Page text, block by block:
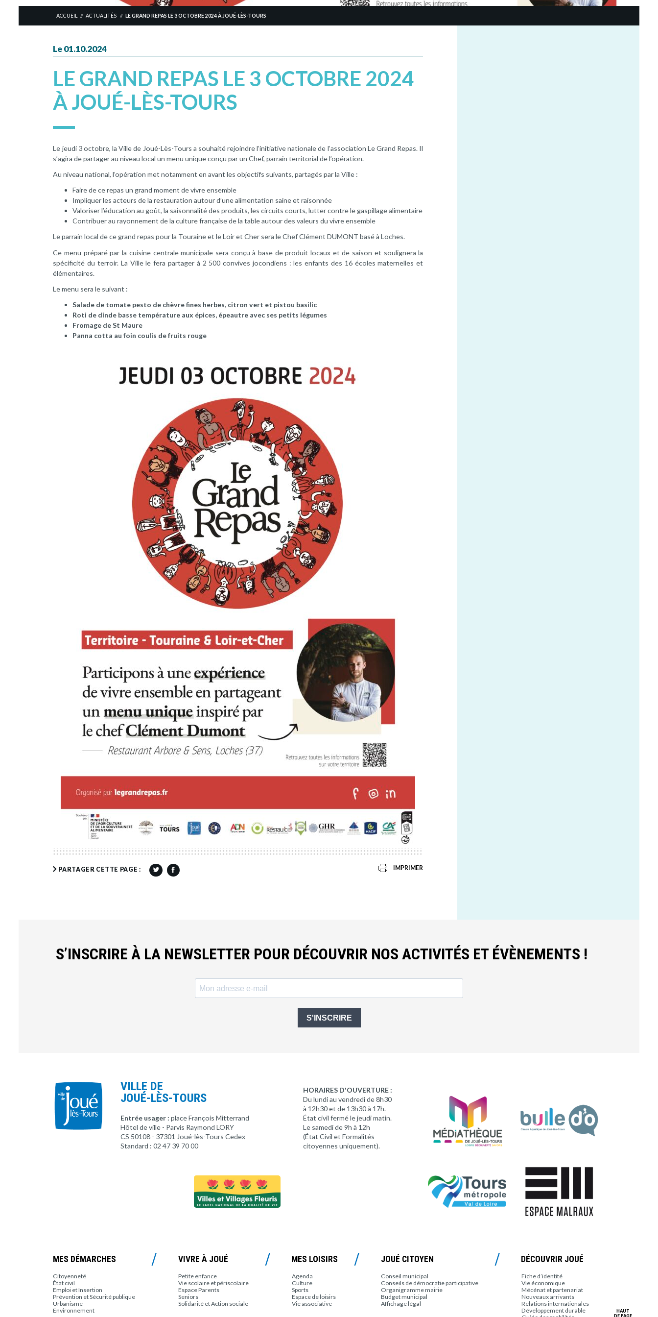
ACCUEIL // ACTUALITÉS // LE GRAND REPAS LE 3 OCTOBRE 2024 À JOUÉ-LÈS-TOURS
Le 01.10.2024
LE GRAND REPAS LE 3 OCTOBRE 2024
À JOUÉ-LÈS-TOURS
Le jeudi 3 octobre, la Ville de Joué-Lès-Tours a souhaité rejoindre l’initiative nationale de l’association Le Grand Repas. Il
s’agira de partager au niveau local un menu unique conçu par un Chef, parrain territorial de l’opération.
Au niveau national, l’opération met notamment en avant les objectifs suivants, partagés par la Ville :
Faire de ce repas un grand moment de vivre ensemble
Impliquer les acteurs de la restauration autour d’une alimentation saine et raisonnée
Valoriser l’éducation au goût, la saisonnalité des produits, les circuits courts, lutter contre le gaspillage alimentaire
Contribuer au rayonnement de la culture française de la table autour des valeurs du vivre ensemble
Le parrain local de ce grand repas pour la Touraine et le Loir et Cher sera le Chef Clément DUMONT basé à Loches.
Ce menu préparé par la cuisine centrale municipale sera conçu à base de produit locaux et de saison et soulignera la
spécificité du terroir. La Ville le fera partager à 2 500 convives jocondiens : les enfants des 16 écoles maternelles et
élémentaires.
Le menu sera le suivant :
Salade de tomate pesto de chèvre fines herbes, citron vert et pistou basilic
Roti de dinde basse température aux épices, épeautre avec ses petits légumes
Fromage de St Maure
Panna cotta au foin coulis de fruits rouge
PARTAGER CETTE PAGE : IMPRIMER
S’INSCRIRE À LA NEWSLETTER POUR DÉCOUVRIR NOS ACTIVITÉS ET ÉVÈNEMENTS !
S'INSCRIRE
VILLE DE
JOUÉ-LÈS-TOURS
Entrée usager : place François Mitterrand
Hôtel de ville - Parvis Raymond LORY
CS 50108 - 37301 Joué-lès-Tours Cedex
Standard : 02 47 39 70 00
HORAIRES D'OUVERTURE :
Du lundi au vendredi de 8h30
à 12h30 et de 13h30 à 17h.
État civil fermé le jeudi matin.
Le samedi de 9h à 12h
(État Civil et Formalités
citoyennes uniquement).
MES DÉMARCHES
Citoyenneté
État civil
Emploi et Insertion
Prévention et Sécurité publique
Urbanisme
Environnement
VIVRE À JOUÉ
Petite enfance
Vie scolaire et périscolaire
Espace Parents
Seniors
Solidarité et Action sociale
MES LOISIRS
Agenda
Culture
Sports
Espace de loisirs
Vie associative
JOUÉ CITOYEN
Conseil municipal
Conseils de démocratie participative
Organigramme mairie
Budget municipal
Affichage légal
DÉCOUVRIR JOUÉ
Fiche d’identité
Vie économique
Mécénat et partenariat
Nouveaux arrivants
Relations internationales
Développement durable
HAUT
DE PAGE